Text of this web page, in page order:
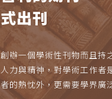
式出刊
創辦一個學術性刊物而且持
人力與精神，對學術工作者
者的熱忱外，更需要學界廣